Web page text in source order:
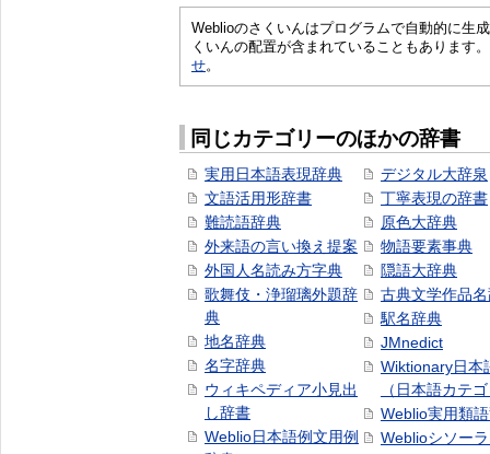
Weblioのさくいんはプログラムで自動的に生
くいんの配置が含まれていることもあります
せ。
同じカテゴリーのほかの辞書
実用日本語表現辞典
文語活用形辞書
難読語辞典
外来語の言い換え提案
外国人名読み方字典
歌舞伎・浄瑠璃外題辞
典
地名辞典
名字辞典
ウィキペディア小見出
し辞書
Weblio日本語例文用例
デジタル大辞泉
丁寧表現の辞書
原色大辞典
物語要素事典
隠語大辞典
古典文学作品
駅名辞典
JMnedict
Wiktionary日本
（日本語カテ
Weblio実用類
Weblioシソー